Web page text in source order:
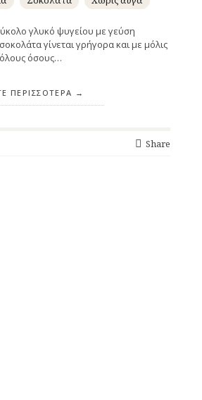
γλυκό ψυγείου με γεύση
γίνεται γρήγορα και με μόλις
όλους όσους…
ΠΕΡΙΣΣΌΤΕΡΑ
Share